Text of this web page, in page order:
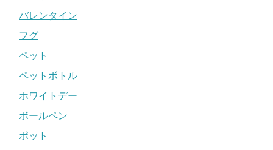
バレンタイン
フグ
ペット
ペットボトル
ホワイトデー
ボールペン
ポット